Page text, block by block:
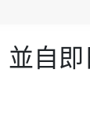
自